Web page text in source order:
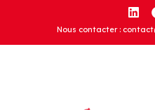
Nous contacter :